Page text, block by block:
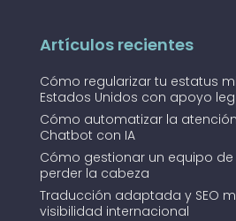
Artículos recientes
Cómo regularizar tu estatus
Estados Unidos con apoyo
Cómo automatizar la
Chatbot con IA
Cómo gestionar un equipo
perder la cabeza
Traducción adaptada y SEO
visibilidad internacional